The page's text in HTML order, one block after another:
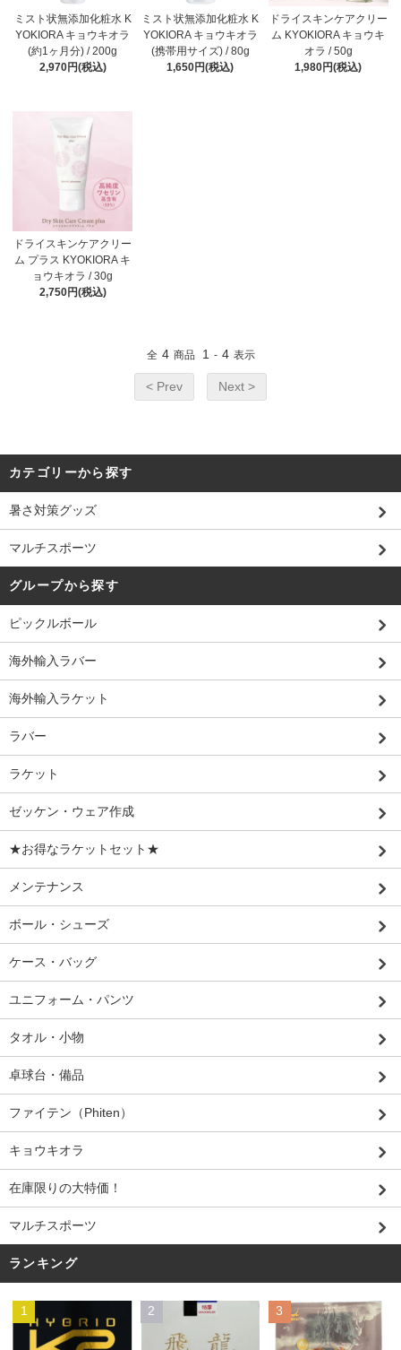
ミスト状無添加化粧水 K
YOKIORA キョウキオラ
(約1ヶ月分) / 200g
2,970円(税込)
ミスト状無添加化粧水 K
YOKIORA キョウキオラ
(携帯用サイズ) / 80g
1,650円(税込)
ドライスキンケアクリー
ム KYOKIORA キョウキ
オラ / 50g
1,980円(税込)
ドライスキンケアクリー
ム プラス KYOKIORA キ
ョウキオラ / 30g
2,750円(税込)
全 4 商品 1 - 4 表示
< Prev Next >
カテゴリーから探す
暑さ対策グッズ
マルチスポーツ
グループから探す
ピックルボール
海外輸入ラバー
海外輸入ラケット
ラバー
ラケット
ゼッケン・ウェア作成
★お得なラケットセット★
メンテナンス
ボール・シューズ
ケース・バッグ
ユニフォーム・パンツ
タオル・小物
卓球台・備品
ファイテン（Phiten）
キョウキオラ
在庫限りの大特価！
マルチスポーツ
ランキング
1 2 3